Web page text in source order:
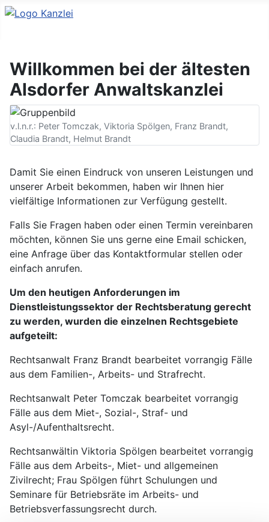
Willkommen bei der ältesten
Alsdorfer Anwaltskanzlei
v.l.n.r.: Peter Tomczak, Viktoria Spölgen, Franz Brandt,
Claudia Brandt, Helmut Brandt
Damit Sie einen Eindruck von unseren Leistungen und
unserer Arbeit bekommen, haben wir Ihnen hier
vielfältige Informationen zur Verfügung gestellt.
Falls Sie Fragen haben oder einen Termin vereinbaren
möchten, können Sie uns gerne eine Email schicken,
eine Anfrage über das Kontaktformular stellen oder
einfach anrufen.
Um den heutigen Anforderungen im
Dienstleistungssektor der Rechtsberatung gerecht
zu werden, wurden die einzelnen Rechtsgebiete
aufgeteilt:
Rechtsanwalt Franz Brandt bearbeitet vorrangig Fälle
aus dem Familien-, Arbeits- und Strafrecht.
Rechtsanwalt Peter Tomczak bearbeitet vorrangig
Fälle aus dem Miet-, Sozial-, Straf- und
Asyl-/Aufenthaltsrecht.
Rechtsanwältin Viktoria Spölgen bearbeitet vorrangig
Fälle aus dem Arbeits-, Miet- und allgemeinen
Zivilrecht; Frau Spölgen führt Schulungen und
Seminare für Betriebsräte im Arbeits- und
Betriebsverfassungsrecht durch.